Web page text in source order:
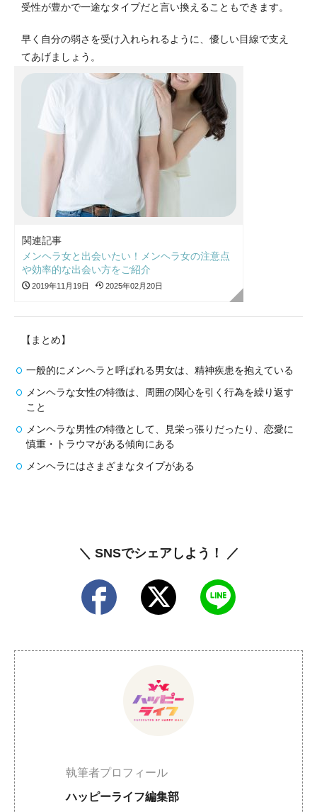
受性が豊かで一途なタイプだと言い換えることもできます。
早く自分の弱さを受け入れられるように、優しい目線で支え
てあげましょう。
関連記事
メンヘラ女と出会いたい！メンヘラ女の注意点
や効率的な出会い方をご紹介
2019年11月19日 2025年02月20日
【まとめ】
一般的にメンヘラと呼ばれる男女は、精神疾患を抱えている
メンヘラな女性の特徴は、周囲の関心を引く行為を繰り返す
こと
メンヘラな男性の特徴として、見栄っ張りだったり、恋愛に
慎重・トラウマがある傾向にある
メンヘラにはさまざまなタイプがある
＼ SNSでシェアしよう！ ／
執筆者プロフィール
ハッピーライフ編集部